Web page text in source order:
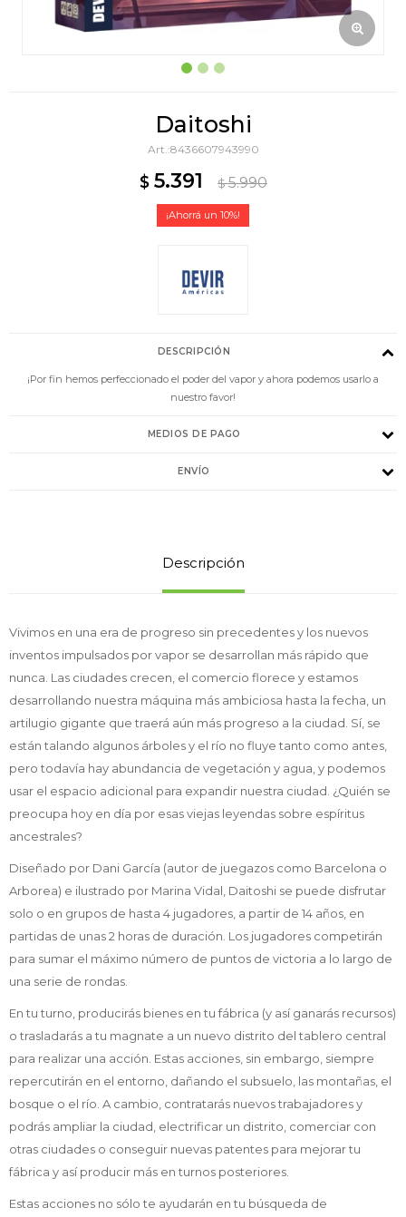
Daitoshi
8436607943990
$ 5.391 $ 5.990
10
DESCRIPCIÓN
¡Por fin hemos perfeccionado el poder del vapor y ahora podemos usarlo a
nuestro favor!
MEDIOS DE PAGO
ENVÍO
Descripción
Vivimos en una era de progreso sin precedentes y los nuevos
inventos impulsados por vapor se desarrollan más rápido que
nunca. Las ciudades crecen, el comercio florece y estamos
desarrollando nuestra máquina más ambiciosa hasta la fecha, un
artilugio gigante que traerá aún más progreso a la ciudad. Sí, se
están talando algunos árboles y el río no fluye tanto como antes,
pero todavía hay abundancia de vegetación y agua, y podemos
usar el espacio adicional para expandir nuestra ciudad. ¿Quién se
preocupa hoy en día por esas viejas leyendas sobre espíritus
ancestrales?
Diseñado por Dani García (autor de juegazos como Barcelona o
Arborea) e ilustrado por Marina Vidal, Daitoshi se puede disfrutar
solo o en grupos de hasta 4 jugadores, a partir de 14 años, en
partidas de unas 2 horas de duración. Los jugadores competirán
para sumar el máximo número de puntos de victoria a lo largo de
una serie de rondas.
En tu turno, producirás bienes en tu fábrica (y así ganarás recursos)
o trasladarás a tu magnate a un nuevo distrito del tablero central
para realizar una acción. Estas acciones, sin embargo, siempre
repercutirán en el entorno, dañando el subsuelo, las montañas, el
bosque o el río. A cambio, contratarás nuevos trabajadores y
podrás ampliar la ciudad, electrificar un distrito, comerciar con
otras ciudades o conseguir nuevas patentes para mejorar tu
fábrica y así producir más en turnos posteriores.
Estas acciones no sólo te ayudarán en tu búsqueda de